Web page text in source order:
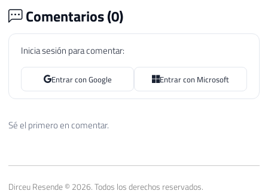
Comentarios (0)
Inicia sesión para comentar:
Entrar con Google Entrar con Microsoft
Sé el primero en comentar.
Dirceu Resende © 2026. Todos los derechos reservados.